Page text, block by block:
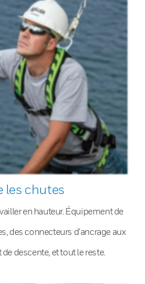
les chutes
en hauteur. Équipement de
des connecteurs d’ancrage aux
descente, et tout le reste.